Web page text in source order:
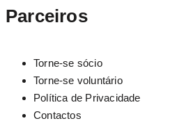
Parceiros
Torne-se sócio
Torne-se voluntário
Política de Privacidade
Contactos